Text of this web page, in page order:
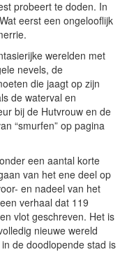
probeert te doden. In
eerst een ongelooflijk
werelden met
nevels, de
die jaagt op zijn
de waterval en
bij de Hutvrouw en de
“smurfen” op pagina
een aantal korte
van het ene deel op
en nadeel van het
verhaal dat 119
vlot geschreven. Het is
nieuwe wereld
de doodlopende stad is